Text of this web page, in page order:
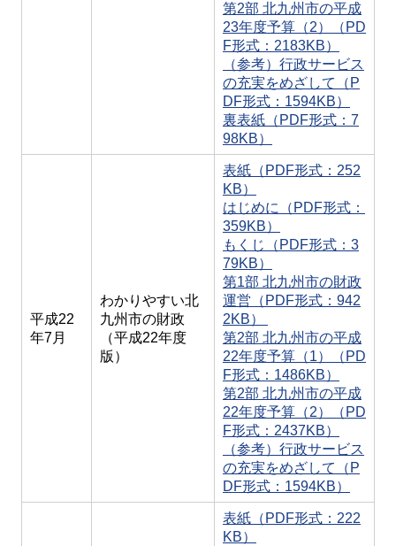
第2部 北九州市の平成
23年度予算（2）（PD
F形式：2183KB）
（参考）行政サービス
の充実をめざして（P
DF形式：1594KB）
裏表紙（PDF形式：7
98KB）
平成22
年7月
わかりやすい北
九州市の財政
（平成22年度
版）
表紙（PDF形式：252
KB）
はじめに（PDF形式：
359KB）
もくじ（PDF形式：3
79KB）
第1部 北九州市の財政
運営（PDF形式：942
2KB）
第2部 北九州市の平成
22年度予算（1）（PD
F形式：1486KB）
第2部 北九州市の平成
22年度予算（2）（PD
F形式：2437KB）
（参考）行政サービス
の充実をめざして（P
DF形式：1594KB）
表紙（PDF形式：222
KB）